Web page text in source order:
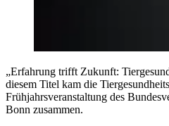
„Erfahrung trifft Zukunft:
diesem Titel kam die
Frühjahrsveranstaltung des
Bonn zusammen.